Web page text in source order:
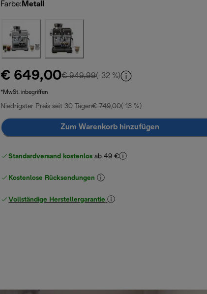
Farbe: Metall
€ 649,00€ 949,99Originalpreis € 949,99
(-32 %)
*MwSt. inbegriffen
Niedrigster Preis seit 30 Tagen€ 749,00(-13 %)
Zum Warenkorb hinzufügen
Standardversand kostenlos ab 49 €
Kostenlose Rücksendungen
Vollständige Herstellergarantie